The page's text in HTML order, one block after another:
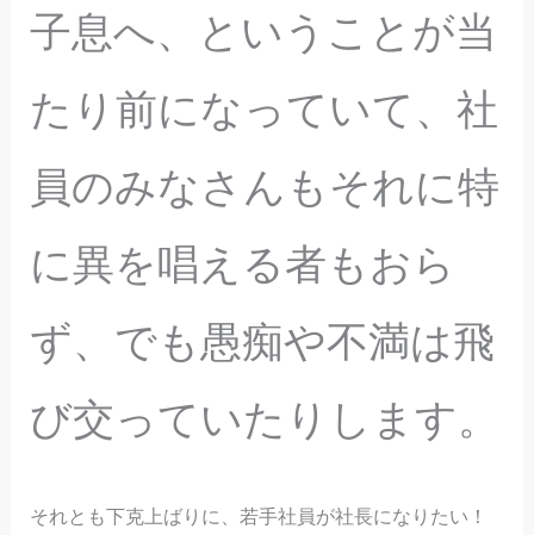
子息へ、ということが当
たり前になっていて、社
員のみなさんもそれに特
に異を唱える者もおら
ず、でも愚痴や不満は飛
び交っていたりします。
それとも下克上ばりに、若手社員が社長になりたい！